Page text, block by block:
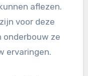
aflezen.
voor deze
onderbouw ze
ervaringen.